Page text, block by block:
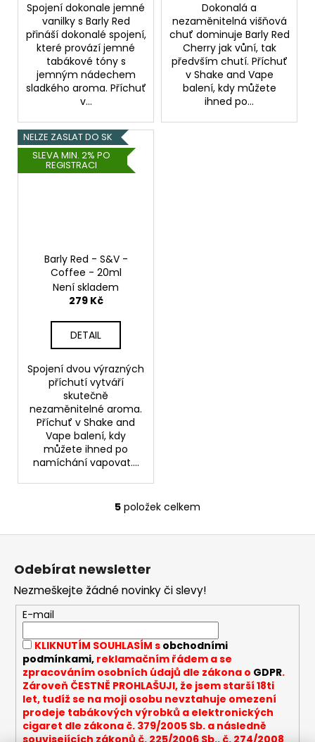
Spojení dokonale jemné
vanilky s Barly Red
přináší dokonalé spojení,
které provází jemné
tabákové tóny s
jemným nádechem
sladkého aroma. Příchuť
v...
Dokonalá a
nezaměnitelná višňová
chuť dominuje Barly Red
Cherry jak vůní, tak
předvším chutí. Příchuť
v Shake and Vape
balení, kdy můžete
ihned po...
NELZE ZASLAT DO SK
SLEVA MIN. 2% PO
REGISTRACI
Barly Red - S&V -
Coffee - 20ml
Není skladem
279 Kč
DETAIL
Spojení dvou výrazných
příchutí vytváří
skutečně
nezaměnitelné aroma.
Příchuť v Shake and
Vape balení, kdy
můžete ihned po
namíchání vapovat....
O
a
c
í
p
r
v
k
y
v
ý
5 položek celkem
Z
Odebírat newsletter
Nezmeškejte žádné novinky či slevy!
E-mail
KLIKNUTÍM SOUHLASÍM s obchodními
podmínkami,reklamačním řádem a se
zpracováním osobních údajů dle zákona o GDPR.
Zároveň ČESTNĚ PROHLAŠUJI, že jsem starší 18ti
let, tudíž se na moji osobu nevztahuje omezení
prodeje tabákových výrobků a elektronických
cigaret dle zákona č. 379/2005 Sb. a následně